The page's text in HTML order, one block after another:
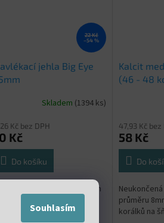
Souhlasím
22 Kč
–54 %
jehla Big Eye
Skladem (1394 ks)
Kč bez DPH
Kč
Do košíku
jehla s velkým okem
Kalcit
(46 - 48
47,93 Kč bez
58 Kč
Do
průměru
korálků na